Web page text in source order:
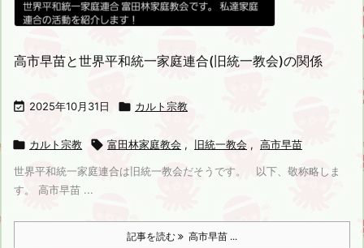
高市早苗と世界平和統一家庭連合(旧統一教会)の関係
 2025年10月31日  カルト宗教
 カルト宗教  富田林家庭教会 , 旧統一教会 , 高市早苗
世界平和統一家庭連合は旧統一教会だそうです。 以下、敬称略しま
す。 高市早苗 ...
記事を読む 高市早苗 ...